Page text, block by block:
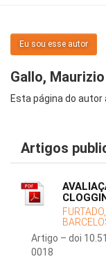
Eu sou esse autor
Gallo, Maurizio
Esta página do
Artigos
Artigo – doi
0018